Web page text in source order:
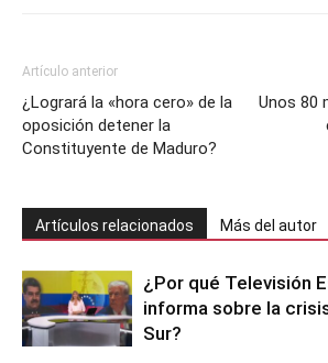
Artículo anterior
¿Logrará la «hora cero» de la
oposición detener la
Constituyente de Maduro?
Unos 80
Artículos relacionados Más del autor
¿Por qué Televisión
informa sobre la
Sur?